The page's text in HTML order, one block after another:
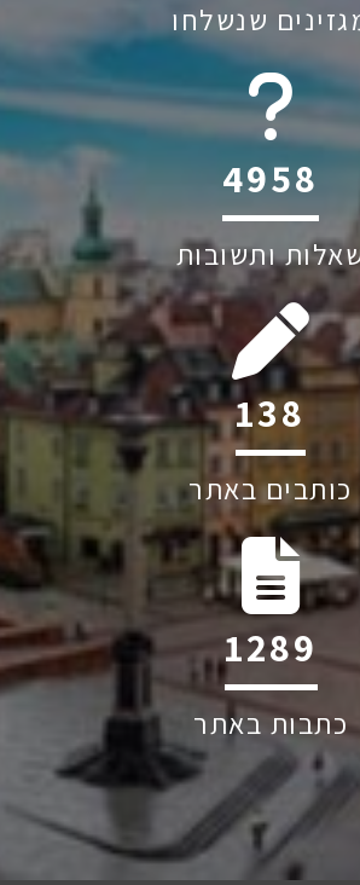
שנשלחו
6045
ותשובות
200
כותבים באתר
1863
כתבות באתר